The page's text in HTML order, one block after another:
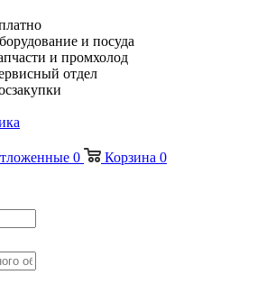
и посуда
и промхолод
отдел
0 Корзина 0